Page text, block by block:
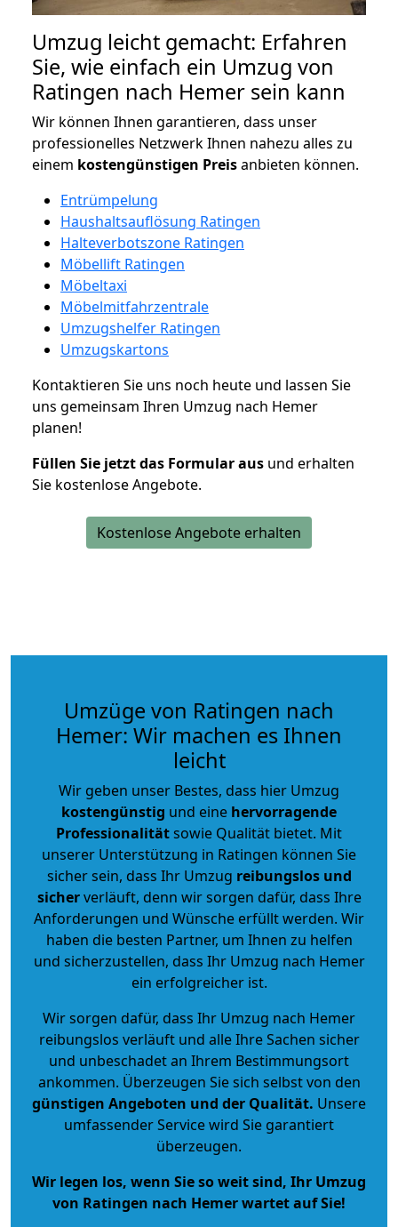
Umzug leicht gemacht: Erfahren
Sie, wie einfach ein Umzug von
Ratingen nach Hemer sein kann
Wir können Ihnen garantieren, dass unser
professionelles Netzwerk Ihnen nahezu alles zu
einem kostengünstigen Preisanbieten können.
Entrümpelung
Haushaltsauflösung Ratingen
Halteverbotszone Ratingen
Möbellift Ratingen
Möbeltaxi
Möbelmitfahrzentrale
Umzugshelfer Ratingen
Umzugskartons
Kontaktieren Sie uns noch heute und lassen Sie
uns gemeinsam Ihren Umzug nach Hemer
planen!
Füllen Sie jetzt das Formular aus und erhalten
Sie kostenlose Angebote.
Kostenlose Angebote erhalten
Umzüge von Ratingen nach
Hemer: Wir machen es Ihnen
leicht
Wir geben unser Bestes, dass hier Umzug
kostengünstig und eine hervorragende
Professionalitätsowie Qualität bietet. Mit
unserer Unterstützung in Ratingen können Sie
sicher sein, dass Ihr Umzug reibungslos und
sicherverläuft, denn wir sorgen dafür, dass Ihre
Anforderungen und Wünsche erfüllt werden. Wir
haben die besten Partner, um Ihnen zu helfen
und sicherzustellen, dass Ihr Umzug nach Hemer
ein erfolgreicher ist.
Wir sorgen dafür, dass Ihr Umzug nach Hemer
reibungslos verläuft und alle Ihre Sachen sicher
und unbeschadet an Ihrem Bestimmungsort
ankommen. Überzeugen Sie sich selbst von den
günstigen Angeboten und der Qualität. Unsere
umfassender Service wird Sie garantiert
überzeugen.
Wir legen los, wenn Sie so weit sind, Ihr Umzug
von Ratingen nach Hemer wartet auf Sie!